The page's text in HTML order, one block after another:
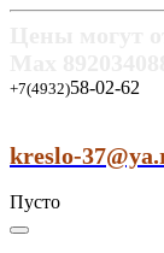
+7(4932)58-02-62
kreslo-
Пусто